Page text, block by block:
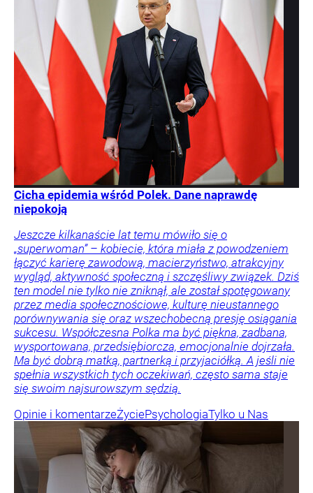
Cicha epidemia wśród Polek. Dane naprawdę
niepokoją
Jeszcze kilkanaście lat temu mówiło się o
„superwoman” – kobiecie, która miała z powodzeniem
łączyć karierę zawodową, macierzyństwo, atrakcyjny
wygląd, aktywność społeczną i szczęśliwy związek. Dziś
ten model nie tylko nie zniknął, ale został spotęgowany
przez media społecznościowe, kulturę nieustannego
porównywania się oraz wszechobecną presję osiągania
sukcesu. Współczesna Polka ma być piękna, zadbana,
wysportowana, przedsiębiorcza, emocjonalnie dojrzała.
Ma być dobrą matką, partnerką i przyjaciółką. A jeśli nie
spełnia wszystkich tych oczekiwań, często sama staje
się swoim najsurowszym sędzią.
Opinie i komentarzeŻyciePsychologiaTylko u Nas